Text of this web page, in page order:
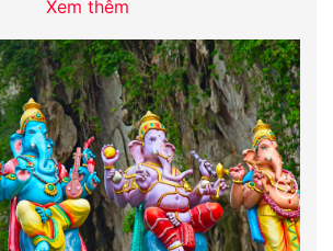
Negara- nơi ở của Vua Malaysia
du khách vào bên trong tòa nhà,
ảnh bên ngoài cùng với việc đổi gác
ra hàng giờ.
Quốc gia (Tugu Negara)một công
tưởng nhớ những sinh mạng đã thiệt
đấu tranh giành độc lập của
trúc sư người Mỹ Felix de Weldon
Xem thêm